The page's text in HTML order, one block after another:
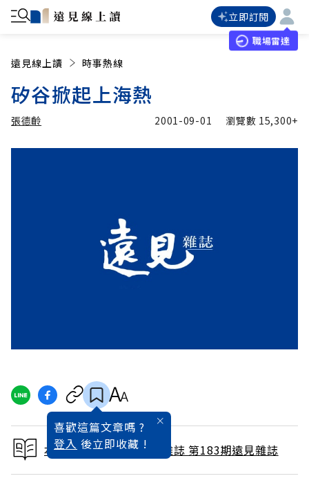
立即訂閱
職場雷達
遠見線上讀 時事熱線
矽谷掀起上海熱
張德齡 2001-09-01 瀏覽數 15,300+
喜歡這篇文章嗎 ?
登入 後立即收藏 !
本文出自 2001 / 9月號雜誌 第183期遠見雜誌